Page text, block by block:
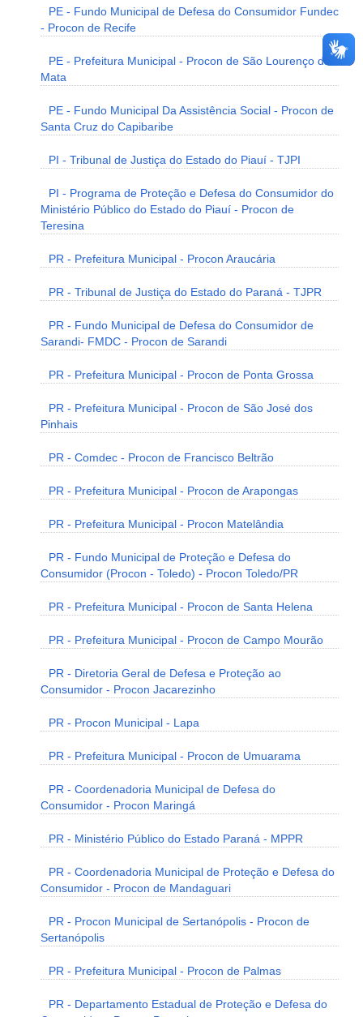
PE - Fundo Municipal de Defesa do Consumidor Fundec
- Procon de Recife
PE - Prefeitura Municipal - Procon de São Lourenço da
Mata
PE - Fundo Municipal Da Assistência Social - Procon de
Santa Cruz do Capibaribe
PI - Tribunal de Justiça do Estado do Piauí - TJPI
PI - Programa de Proteção e Defesa do Consumidor do
Ministério Público do Estado do Piauí - Procon de
Teresina
PR - Prefeitura Municipal - Procon Araucária
PR - Tribunal de Justiça do Estado do Paraná - TJPR
PR - Fundo Municipal de Defesa do Consumidor de
Sarandi- FMDC - Procon de Sarandi
PR - Prefeitura Municipal - Procon de Ponta Grossa
PR - Prefeitura Municipal - Procon de São José dos
Pinhais
PR - Comdec - Procon de Francisco Beltrão
PR - Prefeitura Municipal - Procon de Arapongas
PR - Prefeitura Municipal - Procon Matelândia
PR - Fundo Municipal de Proteção e Defesa do
Consumidor (Procon - Toledo) - Procon Toledo/PR
PR - Prefeitura Municipal - Procon de Santa Helena
PR - Prefeitura Municipal - Procon de Campo Mourão
PR - Diretoria Geral de Defesa e Proteção ao
Consumidor - Procon Jacarezinho
PR - Procon Municipal - Lapa
PR - Prefeitura Municipal - Procon de Umuarama
PR - Coordenadoria Municipal de Defesa do
Consumidor - Procon Maringá
PR - Ministério Público do Estado Paraná - MPPR
PR - Coordenadoria Municipal de Proteção e Defesa do
Consumidor - Procon de Mandaguari
PR - Procon Municipal de Sertanópolis - Procon de
Sertanópolis
PR - Prefeitura Municipal - Procon de Palmas
PR - Departamento Estadual de Proteção e Defesa do